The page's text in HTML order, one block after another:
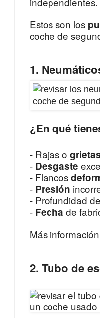
Estos son los
coche de
1.
¿En qué
- Rajas o
- Desgaste
- Flancos
- Presión
- Profundidad
- Fecha de
Más
2. Tubo de